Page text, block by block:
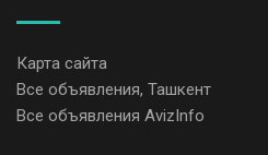
Карта сайта
Все объявления, Ташкент
Все объявления AvizInfo